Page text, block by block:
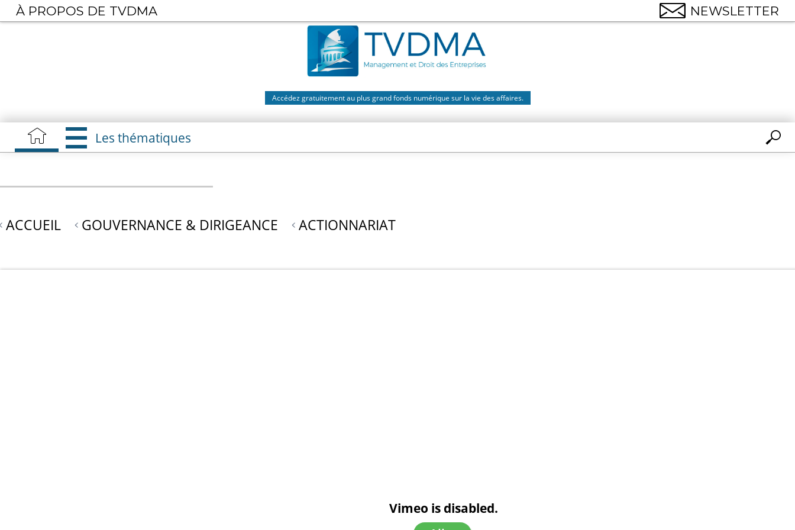
Aller
au
Accédez gratuitement au plus grand fonds numérique sur la vie des affaires.
Les thématiques
ACCUEIL GOUVERNANCE & DIRIGEANCE ACTIONNARIAT
Vimeo is disabled.
À PROPOS DE TVDMA NEWSLETTER